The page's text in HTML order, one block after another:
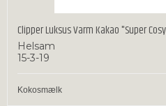
Clipper Luksus Varm Kakao "Super
Helsam
15-3-19
Kokosmælk